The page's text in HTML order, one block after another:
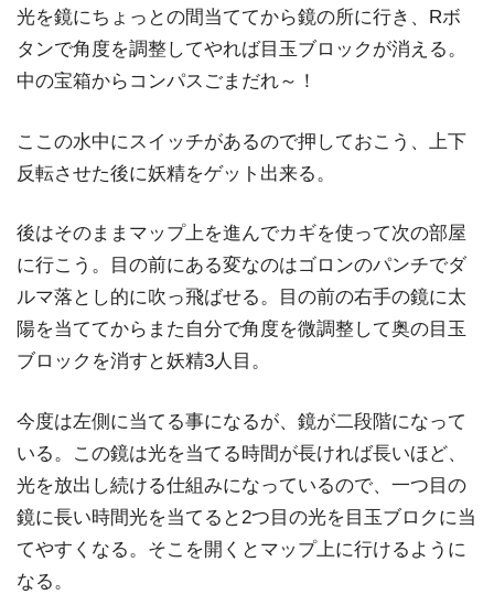
光を鏡にちょっとの間当ててから鏡の所に行き、Rボ
タンで角度を調整してやれば目玉ブロックが消える。
中の宝箱からコンパスごまだれ～！
ここの水中にスイッチがあるので押しておこう、上下
反転させた後に妖精をゲット出来る。
後はそのままマップ上を進んでカギを使って次の部屋
に行こう。目の前にある変なのはゴロンのパンチでダ
ルマ落とし的に吹っ飛ばせる。目の前の右手の鏡に太
陽を当ててからまた自分で角度を微調整して奥の目玉
ブロックを消すと妖精3人目。
今度は左側に当てる事になるが、鏡が二段階になって
いる。この鏡は光を当てる時間が長ければ長いほど、
光を放出し続ける仕組みになっているので、一つ目の
鏡に長い時間光を当てると2つ目の光を目玉ブロクに当
てやすくなる。そこを開くとマップ上に行けるように
なる。